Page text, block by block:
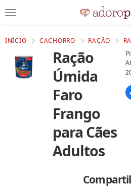
INÍCIO CACHORRO RAÇÃO
Ração
Úmida
Faro
Frango
para Cães
Adultos